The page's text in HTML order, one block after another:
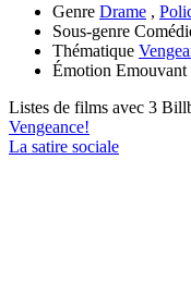
Genre Drame ,
Sous-genre
Thématique
Émotion Emouvant
Listes de films avec 3
Vengeance!
La satire sociale